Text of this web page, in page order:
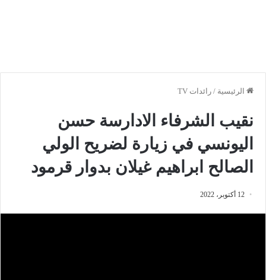
الرئيسية / رائدات TV
نقيب الشرفاء الادارسة حسن
اليونسي في زيارة لضريح الولي
الصالح ابراهيم غيلان بدوار قرمود
12 أكتوبر، 2022